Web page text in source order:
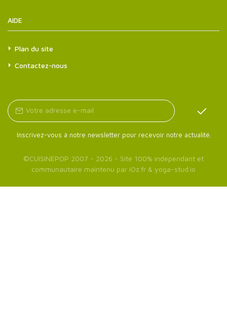
AIDE
Plan du site
Contactez-nous
Inscrivez-vous à notre newsletter pour recevoir notre actualité.
©CUISINEPOP 2007 - 2026 - Site 100% indépendant et
communautaire maintenu par iOz.fr & yoga-stud.io